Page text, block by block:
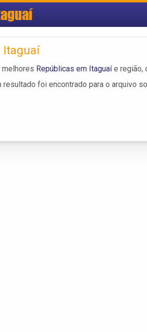
Itaguaí
melhores Repúblicas em Itaguaíe região,
resultado foi encontrado para o arquivo